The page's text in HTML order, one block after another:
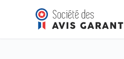
Foie Gras Gourmet
Note globale : 9,6 sur 10
9,6/10(1 288 avis)